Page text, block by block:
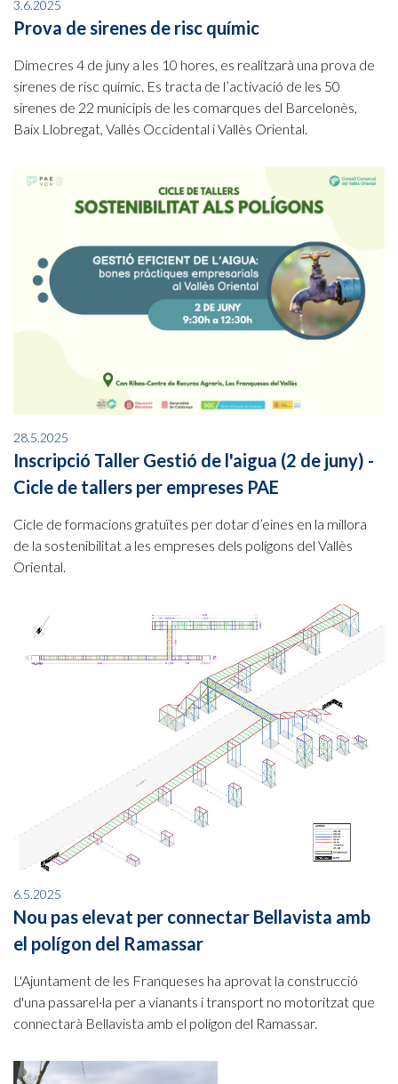
3.6.2025
Prova de sirenes de risc químic
Dimecres 4 de juny a les 10 hores, es realitzarà una prova de
sirenes de risc químic. Es tracta de l’activació de les 50
sirenes de 22 municipis de les comarques del Barcelonès,
Baix Llobregat, Vallès Occidental i Vallès Oriental.
28.5.2025
Inscripció Taller Gestió de l'aigua (2 de juny) -
Cicle de tallers per empreses PAE
Cicle de formacions gratuïtes per dotar d’eines en la millora
de la sostenibilitat a les empreses dels polígons del Vallès
Oriental.
6.5.2025
Nou pas elevat per connectar Bellavista amb
el polígon del Ramassar
L'Ajuntament de les Franqueses ha aprovat la construcció
d'una passarel·la per a vianants i transport no motoritzat que
connectarà Bellavista amb el polígon del Ramassar.